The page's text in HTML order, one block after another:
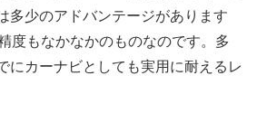
多少のアドバンテージがあります
度もなかなかのものなのです。多
にカーナビとしても実用に耐えるレ